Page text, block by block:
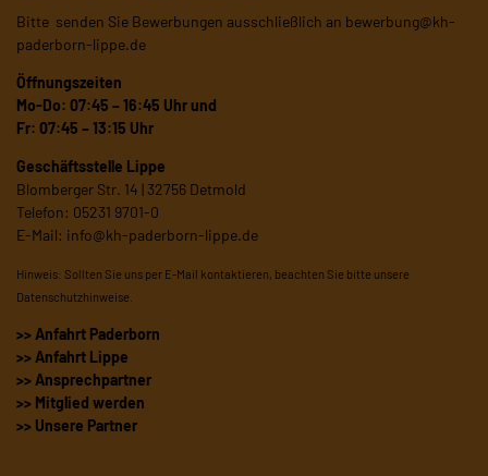
Bitte senden Sie Bewerbungen ausschließlich an bewerbung@kh-
paderborn-lippe.de
Öffnungszeiten
Mo-Do: 07:45 – 16:45 Uhr und
Fr: 07:45 – 13:15 Uhr
Geschäftsstelle Lippe
Blomberger Str. 14 | 32756 Detmold
Telefon: 05231 9701-0
E-Mail: info@kh-paderborn-lippe.de
Hinweis: Sollten Sie uns per E-Mail kontaktieren, beachten Sie bitte unsere
Datenschutzhinweise
>> Anfahrt Paderborn
>> Anfahrt Lippe
>> Ansprechpartner
>> Mitglied werden
>> Unsere Partner